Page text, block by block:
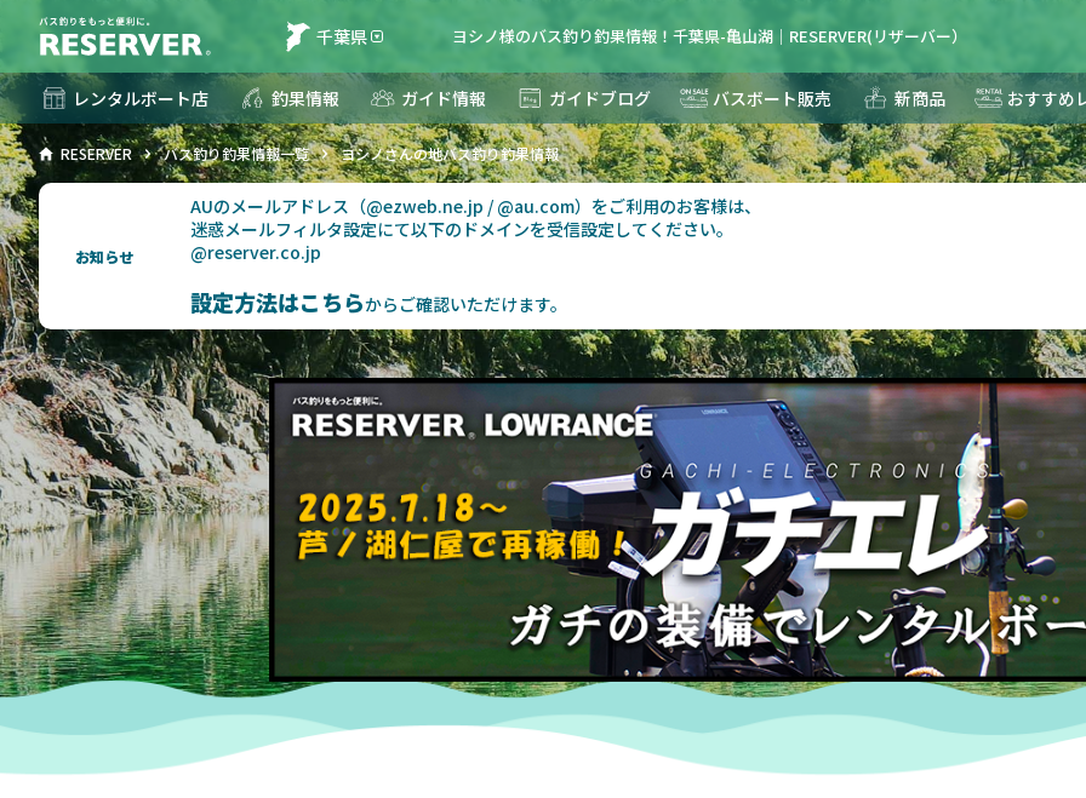
千葉県 ヨシノ様のバス釣り釣果情報！千葉県-亀山湖｜RESERVER(リザーバー）
レンタルボート店 釣果情報 ガイド情報 ガイドブログ バスボート販売 新商品 おすすめ
RESERVER バス釣り釣果情報一覧 ヨシノさんの地バス釣り釣果情報
お知らせ
AUのメールアドレス（@ezweb.ne.jp / @au.com）をご利用のお客様は、
迷惑メールフィルタ設定にて以下のドメインを受信設定してください。
@reserver.co.jp
設定方法はこちらからご確認いただけます。